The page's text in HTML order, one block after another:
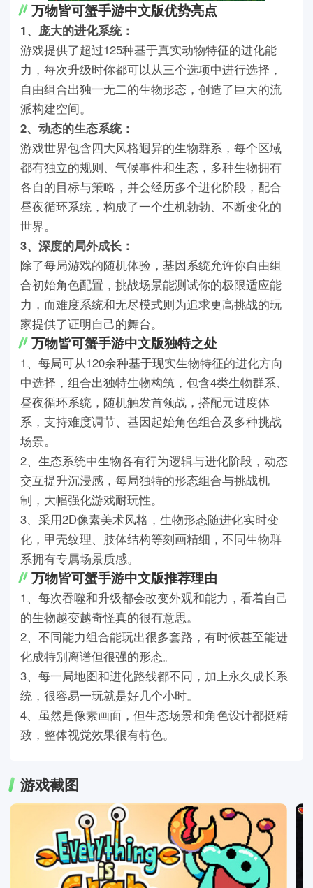
万物皆可蟹手游中文版优势亮点
1、庞大的进化系统：
游戏提供了超过125种基于真实动物特征的进化能
力，每次升级时你都可以从三个选项中进行选择，
自由组合出独一无二的生物形态，创造了巨大的流
派构建空间。
2、动态的生态系统：
游戏世界包含四大风格迥异的生物群系，每个区域
都有独立的规则、气候事件和生态，多种生物拥有
各自的目标与策略，并会经历多个进化阶段，配合
昼夜循环系统，构成了一个生机勃勃、不断变化的
世界。
3、深度的局外成长：
除了每局游戏的随机体验，基因系统允许你自由组
合初始角色配置，挑战场景能测试你的极限适应能
力，而难度系统和无尽模式则为追求更高挑战的玩
家提供了证明自己的舞台。
万物皆可蟹手游中文版独特之处
1、每局可从120余种基于现实生物特征的进化方向
中选择，组合出独特生物构筑，包含4类生物群系、
昼夜循环系统，随机触发首领战，搭配元进度体
系，支持难度调节、基因起始角色组合及多种挑战
场景。
2、生态系统中生物各有行为逻辑与进化阶段，动态
交互提升沉浸感，每局独特的形态组合与挑战机
制，大幅强化游戏耐玩性。
3、采用2D像素美术风格，生物形态随进化实时变
化，甲壳纹理、肢体结构等刻画精细，不同生物群
系拥有专属场景质感。
万物皆可蟹手游中文版推荐理由
1、每次吞噬和升级都会改变外观和能力，看着自己
的生物越变越奇怪真的很有意思。
2、不同能力组合能玩出很多套路，有时候甚至能进
化成特别离谱但很强的形态。
3、每一局地图和进化路线都不同，加上永久成长系
统，很容易一玩就是好几个小时。
4、虽然是像素画面，但生态场景和角色设计都挺精
致，整体视觉效果很有特色。
游戏截图